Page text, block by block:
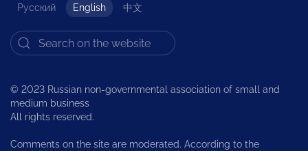
Русский English 中文
© 2023 Russian non-governmental association of small and
medium business
All rights reserved.
Comments on the site are moderated. According to the